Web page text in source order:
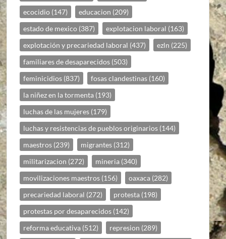
ecocidio (147) educacion (209)
estado de mexico (387) explotacion laboral (163)
explotación y precariedad laboral (437) ezln (225)
familiares de desaparecidos (503)
feminicidios (837) fosas clandestinas (160)
la niñez en la tormenta (193)
luchas de las mujeres (179)
luchas y resistencias de pueblos originarios (144)
maestros (239) migrantes (312)
militarizacion (272) mineria (340)
movilizaciones maestros (156) oaxaca (282)
precariedad laboral (272) protesta (198)
protestas por desaparecidos (142)
reforma educativa (512) represion (289)